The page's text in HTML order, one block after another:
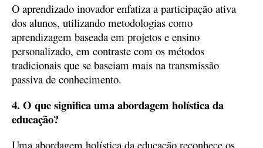
O aprendizado inovador enfatiza a participação ativa
dos alunos, utilizando metodologias como
aprendizagem baseada em projetos e ensino
personalizado, em contraste com os métodos
tradicionais que se baseiam mais na transmissão
passiva de conhecimento.
4. O que significa uma abordagem holística da
educação?
Uma abordagem holística da educação reconhece os